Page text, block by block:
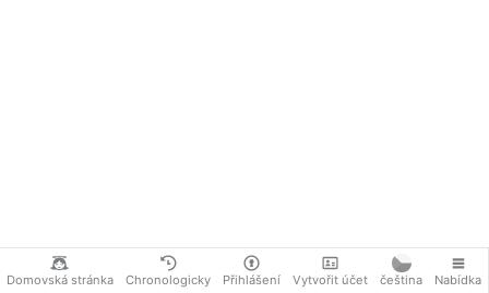
Domovská stránka Chronologicky Přihlášení Vytvořit účet čeština Nabídka